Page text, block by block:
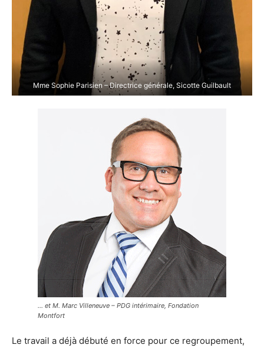
Mme Sophie Parisien – Directrice générale, Sicotte Guilbault
… et M. Marc Villeneuve – PDG intérimaire, Fondation
Montfort
Le travail a déjà débuté en force pour ce regroupement,